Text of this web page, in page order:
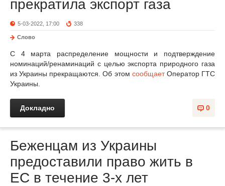
прекратила экспорт газа
5-03-2022, 17:00 338
Слово
С 4 марта распределение мощности и подтверждение
номинаций/ренаминаций с целью экспорта природного газа
из Украины прекращаются. Об этом сообщает Оператор ГТС
Украины.
0
Докладно
Беженцам из Украины
предоставили право жить в
ЕС в течение 3-х лет